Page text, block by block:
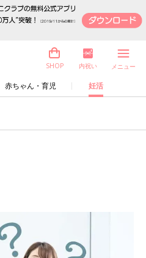
赤ちゃん・育児 妊活
SHOP 内祝い メニュー